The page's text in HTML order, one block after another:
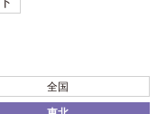
全国